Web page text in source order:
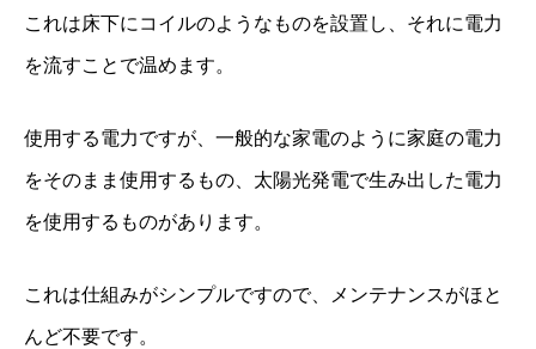
これは床下にコイルのようなものを設置し、それに電力
を流すことで温めます。
使用する電力ですが、一般的な家電のように家庭の電力
をそのまま使用するもの、太陽光発電で生み出した電力
を使用するものがあります。
これは仕組みがシンプルですので、メンテナンスがほと
んど不要です。